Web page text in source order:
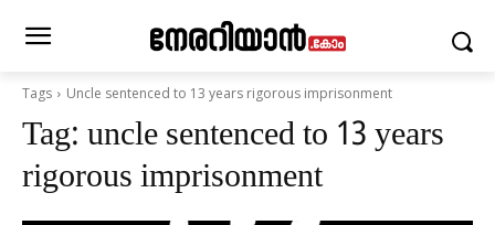
Tags Uncle sentenced to 13 years rigorous imprisonment
Tag: uncle sentenced to 13 years
rigorous imprisonment